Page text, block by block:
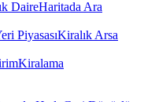
DaireHaritada Ara
PiyasasıKiralık Arsa
Kiralama